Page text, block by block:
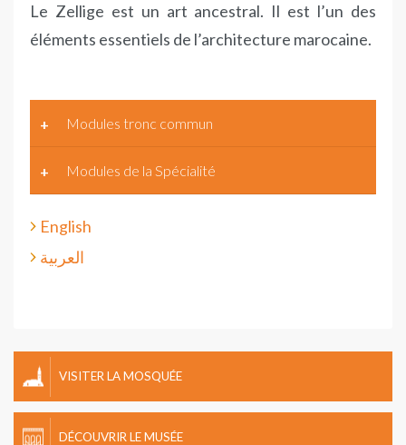
Le Zellige est un art ancestral. Il est l’un des
éléments essentiels de l’architecture marocaine.
Modules tronc commun
Modules de la Spécialité
English
العربية
VISITER LA MOSQUÉE
DÉCOUVRIR LE MUSÉE